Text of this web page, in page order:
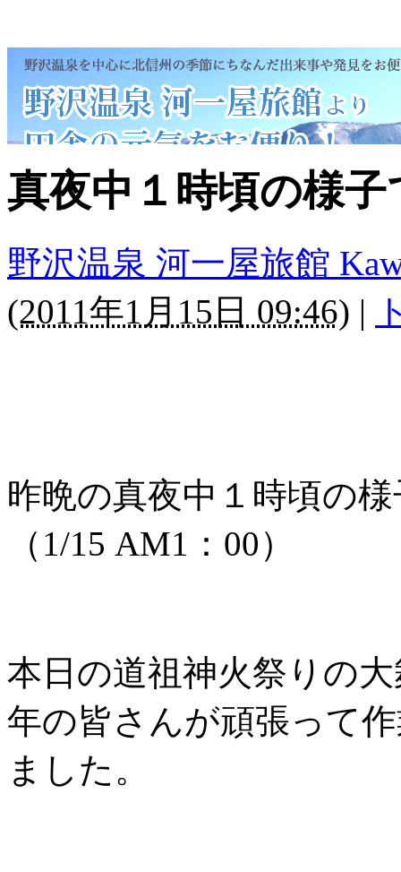
真夜中１時頃の様
野沢温泉 河一屋旅館
(2011年1月15日 09:46) |
昨晩の真夜中１時頃の
（1/15 AM1：00）
本日の道祖神火祭りの
年の皆さんが頑張って
ました。